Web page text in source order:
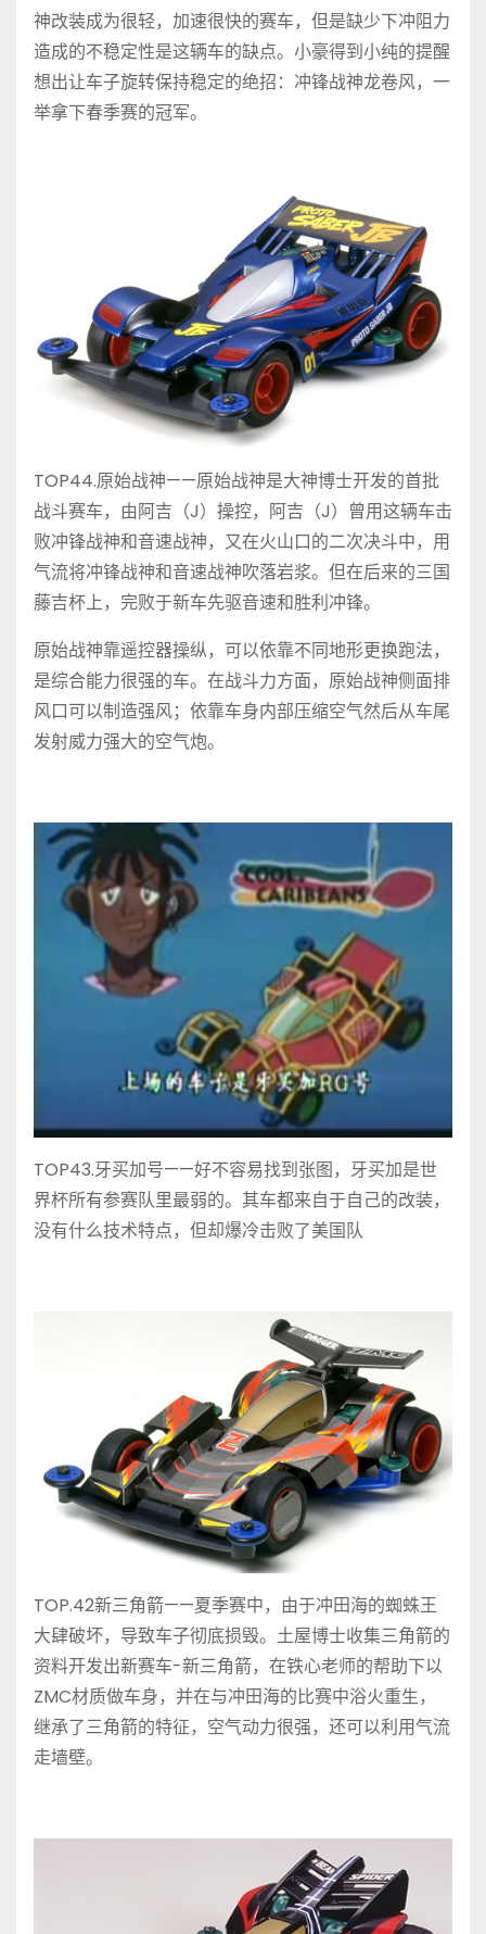
神改装成为很轻，加速很快的赛车，但是缺少下冲阻力
造成的不稳定性是这辆车的缺点。小豪得到小纯的提醒
想出让车子旋转保持稳定的绝招：冲锋战神龙卷风，一
举拿下春季赛的冠军。
TOP44.原始战神——原始战神是大神博士开发的首批
战斗赛车，由阿吉（J）操控，阿吉（J）曾用这辆车击
败冲锋战神和音速战神，又在火山口的二次决斗中，用
气流将冲锋战神和音速战神吹落岩浆。但在后来的三国
藤吉杯上，完败于新车先驱音速和胜利冲锋。
原始战神靠遥控器操纵，可以依靠不同地形更换跑法，
是综合能力很强的车。在战斗力方面，原始战神侧面排
风口可以制造强风；依靠车身内部压缩空气然后从车尾
发射威力强大的空气炮。
TOP43.牙买加号——好不容易找到张图，牙买加是世
界杯所有参赛队里最弱的。其车都来自于自己的改装，
没有什么技术特点，但却爆冷击败了美国队
TOP.42新三角箭——夏季赛中，由于冲田海的蜘蛛王
大肆破坏，导致车子彻底损毁。土屋博士收集三角箭的
资料开发出新赛车-新三角箭，在铁心老师的帮助下以
ZMC材质做车身，并在与冲田海的比赛中浴火重生，
继承了三角箭的特征，空气动力很强，还可以利用气流
走墙壁。